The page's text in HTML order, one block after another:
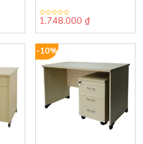
0
of
1.748.000 ₫
-10%